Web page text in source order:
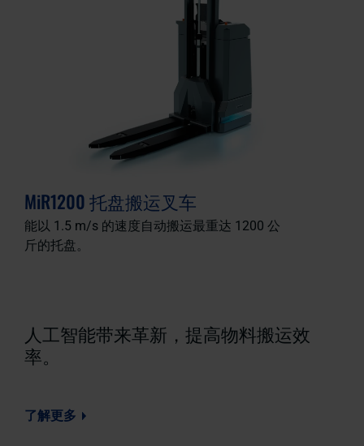
MiR1200 托盘搬运叉车
能以 1.5 m/s 的速度自动搬运最重达 1200 公
斤的托盘。
人工智能带来革新，提高物料搬运效
率。
了解更多